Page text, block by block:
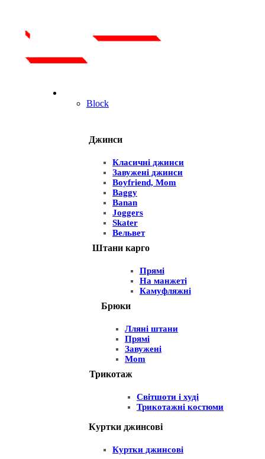
Block
Джинси
Класичні джинси
Завужені джинси
Boyfriend, Mom
Baggy
Banan
Joggers
Skater
Вельвет
Штани карго
Прямі
На манжеті
Камуфляжні
Брюки
Лляні штани
Прямі
Завужені
Mom
Трикотаж
Світшоти і худі
Трикотажні костюми
Куртки джинсові
Куртки джинсові